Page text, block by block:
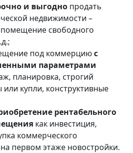
и выгодно продать
недвижимости –
свободного
под коммерциюс
параметрами
планировка, строгий
купли, конструктивные
рентабельного
как инвестиция,
коммерческого
первом этаже новостройки.